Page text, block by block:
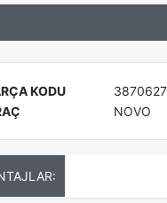
KODU
NOVO